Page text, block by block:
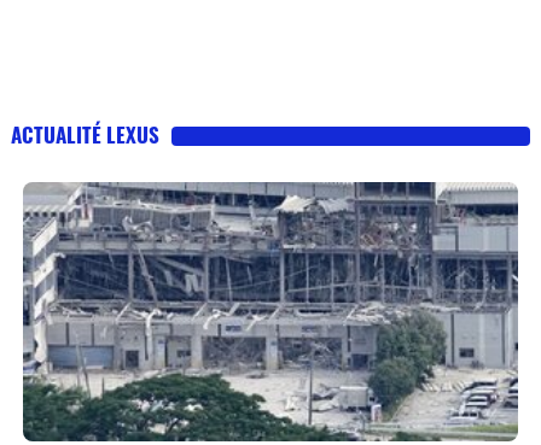
ACTUALITÉ LEXUS